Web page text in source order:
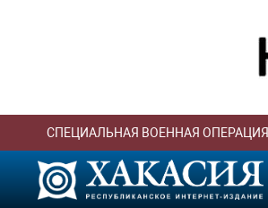
СПЕЦИАЛЬНАЯ ВОЕННАЯ ОПЕРАЦИЯ